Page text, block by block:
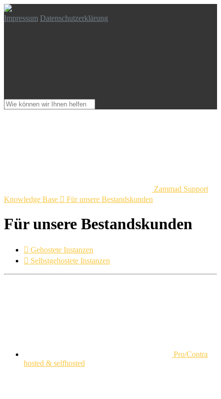
Impressum Datenschutzerklärung
Zammad Support
Knowledge Base  Für unsere Bestandskunden
Für unsere Bestandskunden
 Gehostete Instanzen
 Selbstgehostete Instanzen
Pro/Contra
hosted & selfhosted